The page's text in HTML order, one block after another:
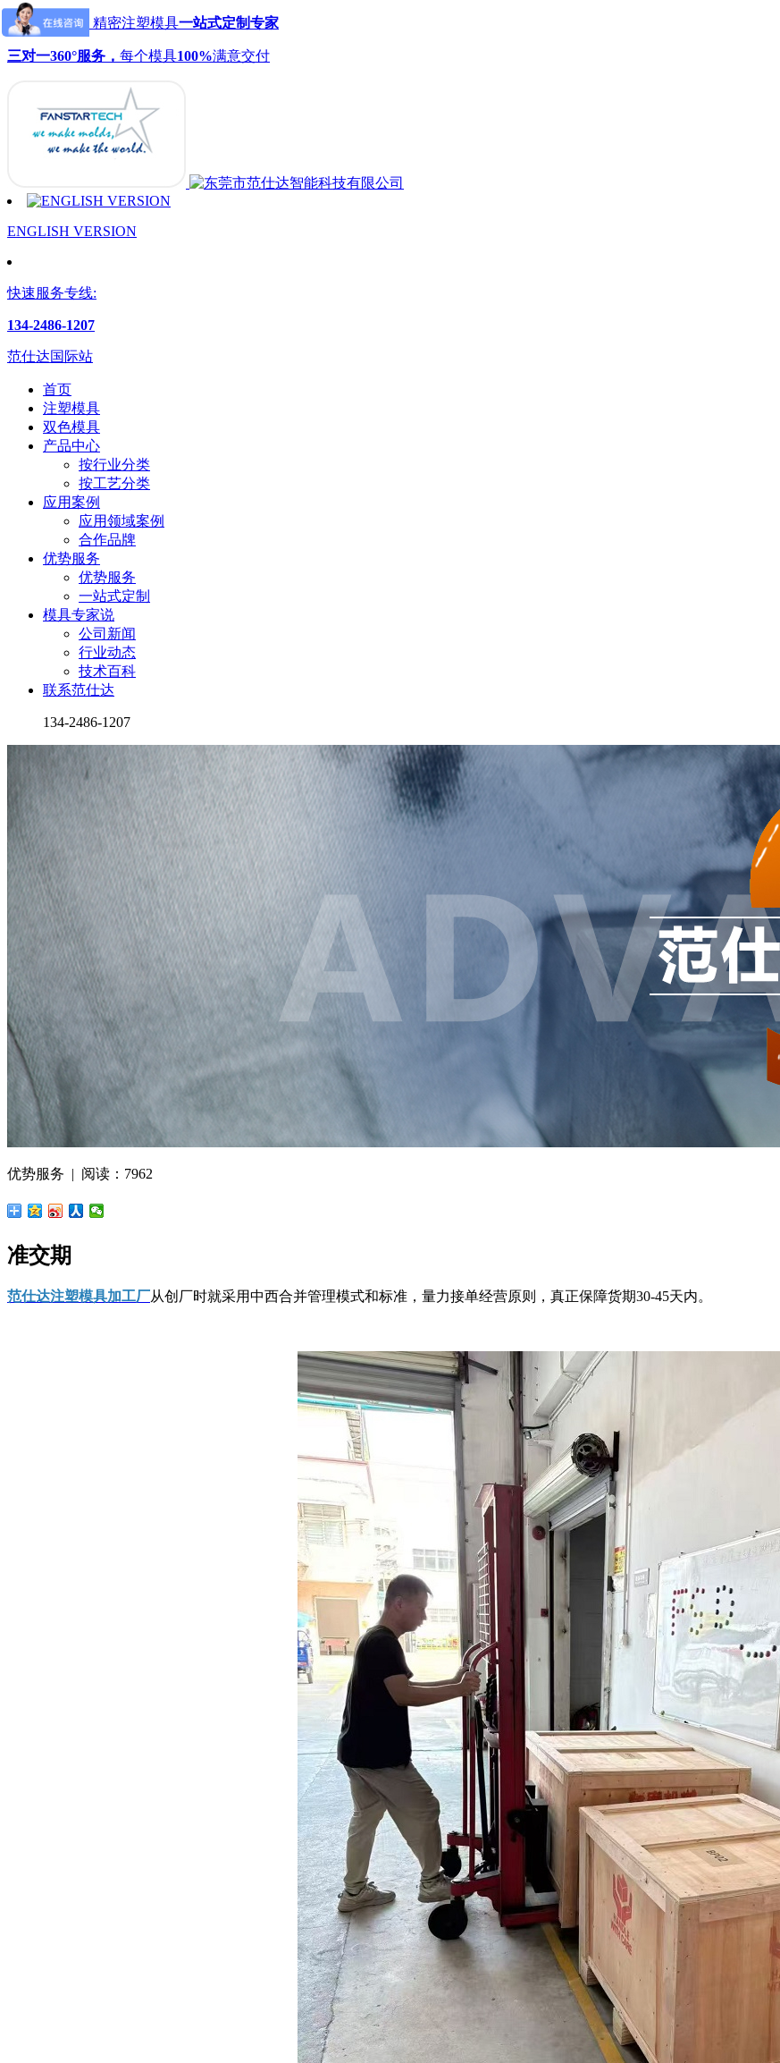
范仕达模具：精密注塑模具一站式定制专家
三对一360°服务， 每个模具100%满意交付
ENGLISH VERSION
快速服务专线:
134-2486-1207
范仕达国际站
首页
注塑模具
双色模具
产品中心
按行业分类
按工艺分类
应用案例
应用领域案例
合作品牌
优势服务
优势服务
一站式定制
模具专家说
公司新闻
行业动态
技术百科
联系范仕达
134-2486-1207
优势服务 | 阅读：7962
准交期
范仕达注塑模具加工厂从创厂时就采用中西合并管理模式和标准，量力接单经营原则，真正保障货期30-45天内。